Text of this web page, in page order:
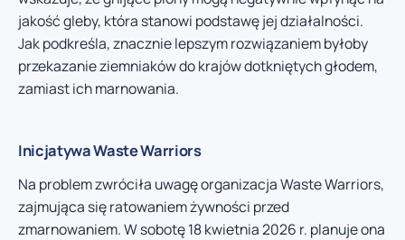
jakość gleby, która stanowi podstawę jej działalności.
Jak podkreśla, znacznie lepszym rozwiązaniem byłoby
przekazanie ziemniaków do krajów dotkniętych głodem,
zamiast ich marnowania.
Inicjatywa Waste Warriors
Na problem zwróciła uwagę organizacja Waste Warriors,
zajmująca się ratowaniem żywności przed
zmarnowaniem. W sobotę 18 kwietnia 2026 r. planuje ona